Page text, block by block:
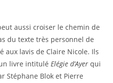
aussi croiser le chemin de
du texte très personnel de
aux lavis de Claire Nicole. Ils
livre intituléElégie d’Ayerqui
Stéphane Blok et Pierre